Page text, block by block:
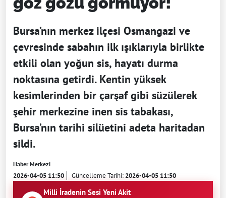
Bursa’nın merkez ilçesi Osmangazi ve
çevresinde sabahın ilk ışıklarıyla birlikte
etkili olan yoğun sis, hayatı durma
noktasına getirdi. Kentin yüksek
kesimlerinden bir çarşaf gibi süzülerek
şehir merkezine inen sis tabakası,
Bursa’nın tarihi silüetini adeta haritadan
sildi.
Haber Merkezi
2026-04-05 11:50 Güncelleme Tarihi:2026-04-05 11:50
Milli İradenin Sesi Yeni Akit